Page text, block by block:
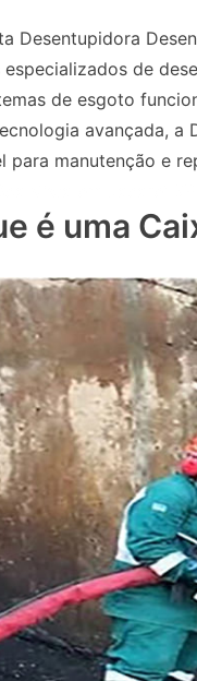
Desentupidora
especializados de
de esgoto
avançada, a
para manutenção e
é uma